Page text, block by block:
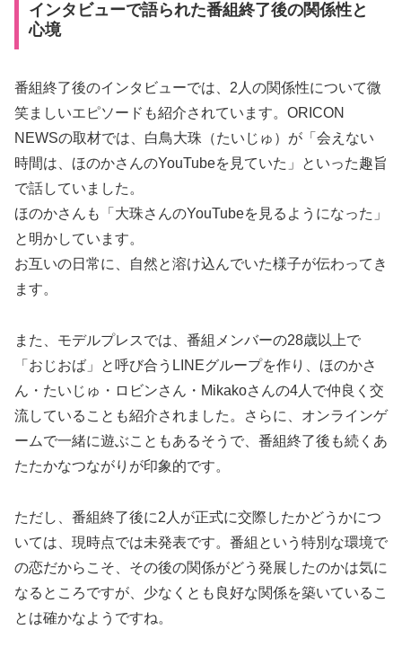
インタビューで語られた番組終了後の関係性と
心境
番組終了後のインタビューでは、2人の関係性について微
笑ましいエピソードも紹介されています。ORICON
NEWSの取材では、白鳥大珠（たいじゅ）が「会えない
時間は、ほのかさんのYouTubeを見ていた」といった趣旨
で話していました。
ほのかさんも「大珠さんのYouTubeを見るようになった」
と明かしています。
お互いの日常に、自然と溶け込んでいた様子が伝わってき
ます。
また、モデルプレスでは、番組メンバーの28歳以上で
「おじおば」と呼び合うLINEグループを作り、ほのかさ
ん・たいじゅ・ロビンさん・Mikakoさんの4人で仲良く交
流していることも紹介されました。さらに、オンラインゲ
ームで一緒に遊ぶこともあるそうで、番組終了後も続くあ
たたかなつながりが印象的です。
ただし、番組終了後に2人が正式に交際したかどうかにつ
いては、現時点では未発表です。番組という特別な環境で
の恋だからこそ、その後の関係がどう発展したのかは気に
なるところですが、少なくとも良好な関係を築いているこ
とは確かなようですね。